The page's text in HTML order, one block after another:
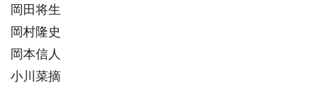
岡田将生
岡村隆史
岡本信人
小川菜摘